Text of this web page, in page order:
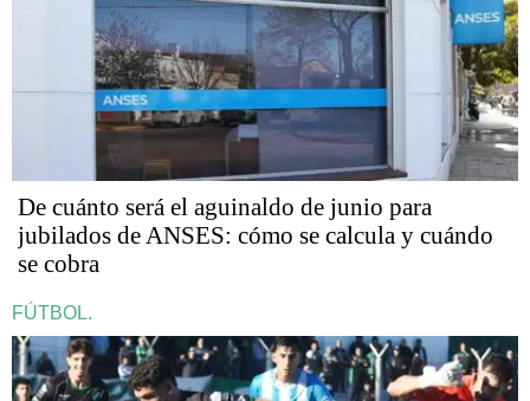
De cuánto será el aguinaldo de junio para
jubilados de ANSES: cómo se calcula y cuándo
se cobra
FÚTBOL.